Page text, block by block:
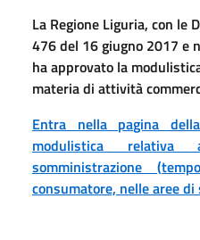
La Regione Liguria, con le
476 del 16 giugno 2017 e
ha approvato la
materia di attività
Entra nella pagina
modulistica
somministrazione
consumatore, nelle aree di